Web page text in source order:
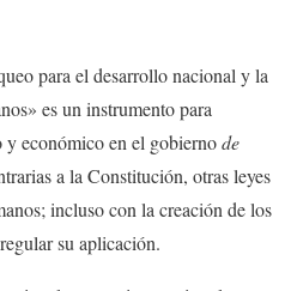
para el desarrollo nacional y la
es un instrumento para
económico en el gobiernode
a la Constitución, otras leyes
incluso con la creación de los
su aplicación.